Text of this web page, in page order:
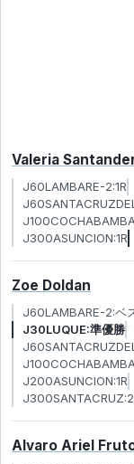
Valeria
J60LAMBARE-2:1R
J300ASUNCION:1R
Zoe Doldan
J60LAMBARE-2:ベ
J30LUQUE:準優勝
J200ASUNCION:1R
Alvaro Ariel